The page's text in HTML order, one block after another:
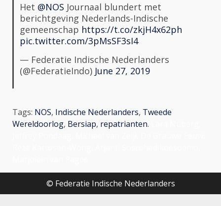
Het @NOS Journaal blundert met
berichtgeving Nederlands-Indische
gemeenschap https://t.co/zkjH4x62ph
pic.twitter.com/3pMsSF3sI4
— Federatie Indische Nederlanders
(@FederatieIndo) June 27, 2019
Tags: NOS, Indische Nederlanders, Tweede
Wereldoorlog, Bersiap, repatrianten.
© Federatie Indische Nederlanders